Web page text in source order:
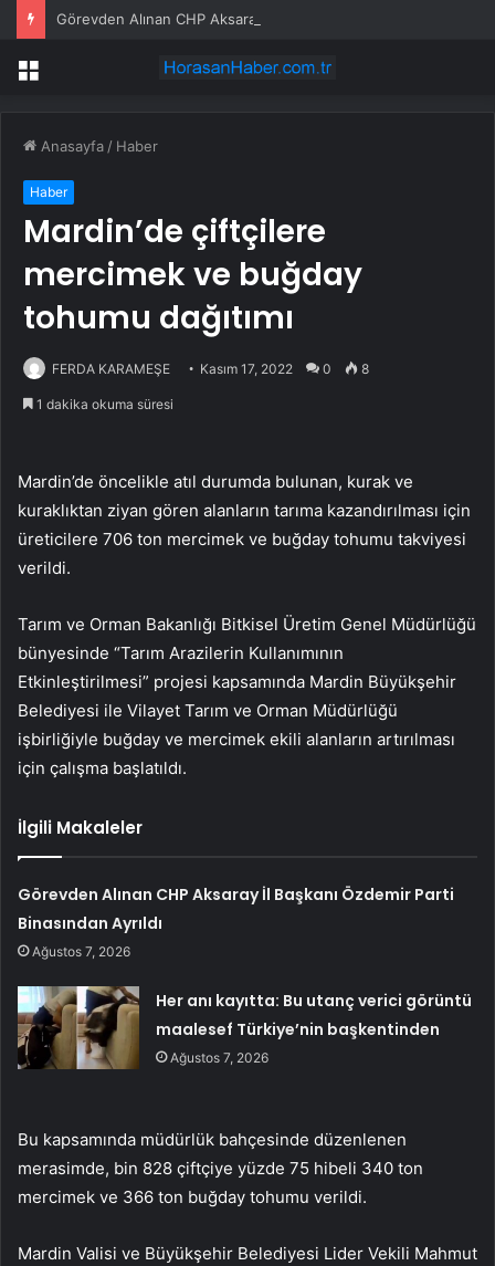
Menü
Anasayfa / Haber
Haber
Mardin’de çiftçilere
mercimek ve buğday
tohumu dağıtımı
FERDA KARAMEŞE Kasım 17, 2022 0 8
1 dakika okuma süresi
Mardin’de öncelikle atıl durumda bulunan, kurak ve
kuraklıktan ziyan gören alanların tarıma kazandırılması için
üreticilere 706 ton mercimek ve buğday tohumu takviyesi
verildi.
Tarım ve Orman Bakanlığı Bitkisel Üretim Genel Müdürlüğü
bünyesinde “Tarım Arazilerin Kullanımının
Etkinleştirilmesi” projesi kapsamında Mardin Büyükşehir
Belediyesi ile Vilayet Tarım ve Orman Müdürlüğü
işbirliğiyle buğday ve mercimek ekili alanların artırılması
için çalışma başlatıldı.
İlgili Makaleler
Görevden Alınan CHP Aksaray İl Başkanı Özdemir Parti
Binasından Ayrıldı
Ağustos 7, 2026
Her anı kayıtta: Bu utanç verici görüntü
maalesef Türkiye’nin başkentinden
Ağustos 7, 2026
Bu kapsamında müdürlük bahçesinde düzenlenen
merasimde, bin 828 çiftçiye yüzde 75 hibeli 340 ton
mercimek ve 366 ton buğday tohumu verildi.
Mardin Valisi ve Büyükşehir Belediyesi Lider Vekili Mahmut